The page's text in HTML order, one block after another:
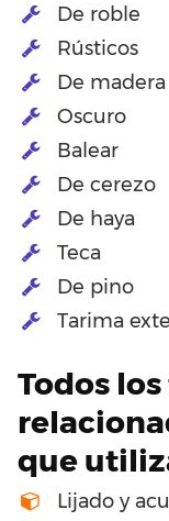
De roble
Rústicos
De madera
Oscuro
Balear
De cerezo
De haya
Teca
De pino
Tarima
Todos
que
Lijado y